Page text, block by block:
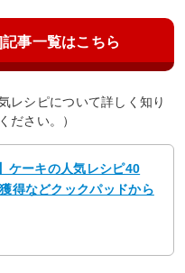
事一覧はこちら
レシピについて詳しく知り
ださい。）
ケーキの人気レシピ40
得などクックパッドから